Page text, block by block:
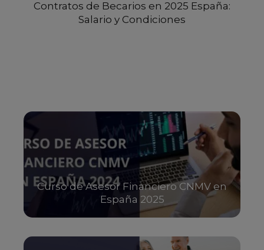
Contratos de Becarios en 2025 España:
Salario y Condiciones
Curso de Asesor Financiero CNMV en
España 2025